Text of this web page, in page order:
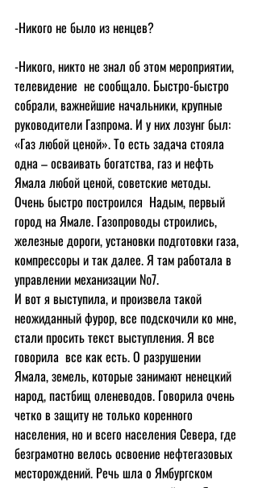
-Никого не было из ненцев?
-Никого, никто не знал об этом мероприятии,
телевидение  не сообщало. Быстро-быстро
собрали, важнейшие начальники, крупные
руководители Газпрома. И у них лозунг был:
«Газ любой ценой». То есть задача стояла
одна – осваивать богатства, газ и нефть
Ямала любой ценой, советские методы.
Очень быстро построился  Надым, первый
город на Ямале. Газопроводы строились,
железные дороги, установки подготовки газа,
компрессоры и так далее. Я там работала в
управлении механизации №7.
И вот я выступила, и произвела такой
неожиданный фурор, все подскочили ко мне,
стали просить текст выступления. Я все
говорила  все как есть. О разрушении
Ямала, земель, которые занимают ненецкий
народ, пастбищ оленеводов. Говорила очень
четко в защиту не только коренного
населения, но и всего населения Севера, где
безграмотно велось освоение нефтегазовых
месторождений. Речь шла о Ямбургском